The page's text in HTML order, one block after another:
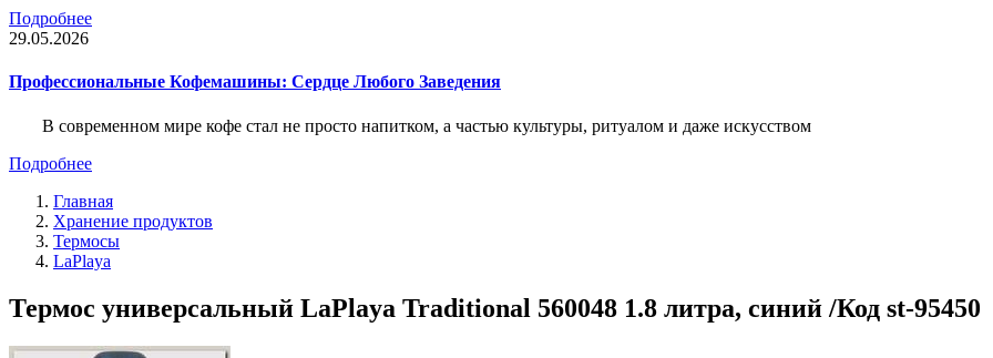
Подробнее
29.05.2026
Профессиональные Кофемашины: Сердце Любого Заведения
В современном мире кофе стал не просто напитком, а частью культуры, ритуалом и даже искусством
Подробнее
Главная
Хранение продуктов
Термосы
LaPlaya
Термос универсальный LaPlaya Traditional 560048 1.8 литра, синий /Код st-95450